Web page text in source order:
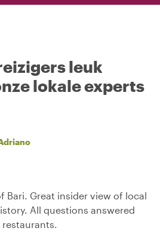
leuk
lokale experts
Bari. Great insider view of local
All questions answered